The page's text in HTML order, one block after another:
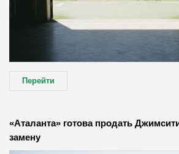
Перейти
«Аталанта» готова продать
замену